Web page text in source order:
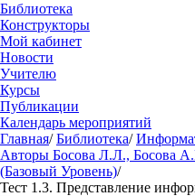
Библиотека
Конструкторы
Мой кабинет
Новости
Учителю
Курсы
Публикации
Календарь мероприятий
Главная/ Библиотека/
Авторы Босова Л.Л., Босова
(Базовый Уровень)/
Тест 1.3. Представление